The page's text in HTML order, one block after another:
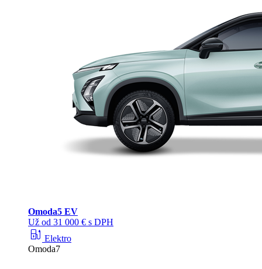
Omoda5 EV
Už od 31 000 € s DPH
ev_station Elektro
Omoda7